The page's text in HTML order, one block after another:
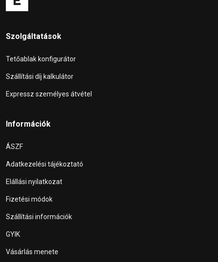
Szolgáltatások
Tetőablak konfigurátor
Szállítási díj kalkulátor
Expressz személyes átvétel
Információk
ÁSZF
Adatkezelési tájékoztató
Elállási nyilatkozat
Fizetési módok
Szállítási információk
GYIK
Vásárlás menete